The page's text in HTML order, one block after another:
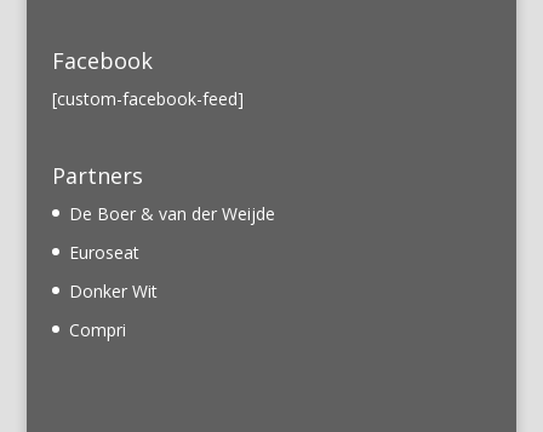
Facebook
[custom-facebook-feed]
Partners
De Boer & van der Weijde
Euroseat
Donker Wit
Compri